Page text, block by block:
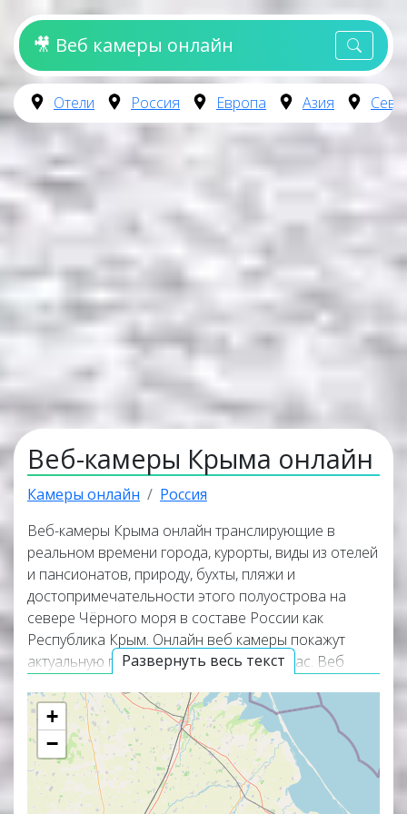
🎥 Веб камеры онлайн
Отели Россия Европа Азия
Веб-камеры Крыма онлайн
Камеры онлайн Россия
Развернуть весь текст
Веб-камеры Крыма онлайн транслирующие в
реальном времени города, курорты, виды из отелей
и пансионатов, природу, бухты, пляжи и
достопримечательности этого полуострова на
севере Чёрного моря в составе России как
Республика Крым. Онлайн веб камеры покажут
актуальную погоду в Крыму прямо сейчас. Веб
них транслируют изображение со звуком.
Популярные онлайн веб камеры располагаются в
верхней части списка трансляций. Карта онлайн
веб камер покажет точное местоположение
каждой веб камеры на территории Крыма.
+
−